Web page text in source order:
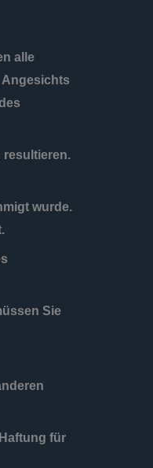
alle
resultieren.
wurde.
Sie
für